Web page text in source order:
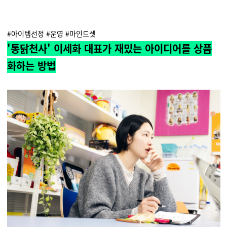
#아이템선정 #운영 #마인드셋
'통닭천사' 이세화 대표가 재밌는 아이디어를 상품
화하는 방법